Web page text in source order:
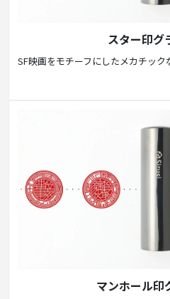
スター印グ
SF映画をモチーフにしたメカチック
マンホール印